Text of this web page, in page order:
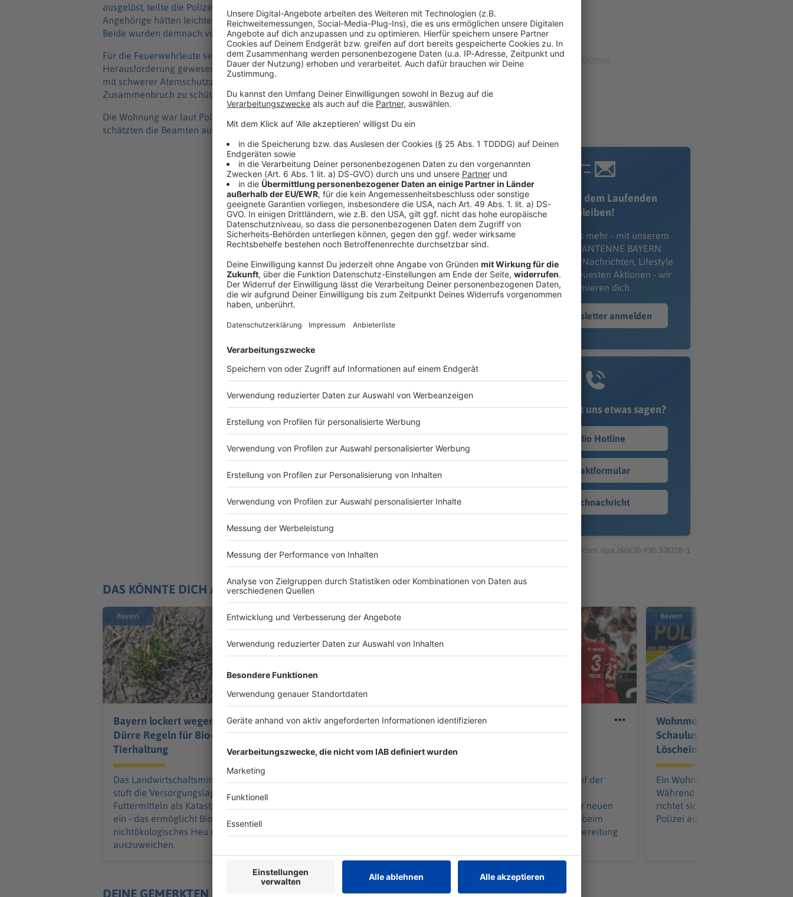
ausgelöst, teilte die Polizei mit. Der 64 Jahre alte Hausmeister und eine 15 Jahre alte
Angehörige hätten leichte Rauchvergiftungen erlitten, als sie aus der Wohnung flüchteten.
Beide wurden demnach vor Ort von einem Notarzt behandelt.
Für die Feuerwehrleute sei der Einsatz am Montagnachmittag bei hohen Temperaturen eine
Herausforderung gewesen. Das Bayerische Rote Kreuz habe vor allem die Rettungskräfte
mit schwerer Atemschutzausrüstung mit Getränken versorgt, um sie vor einem
Zusammenbruch zu schützen.
Die Wohnung war laut Polizei nach dem Brand vorerst nicht mehr bewohnbar. Den Schaden
schätzten die Beamten auf einen niedrigen sechsstelligen Betrag.
Immer auf dem Laufenden
bleiben!
Verpass' nichts mehr - mit unserem
kostenlosen ANTENNE BAYERN
Newsletter. Ob Nachrichten, Lifestyle
oder unsere neuesten Aktionen - wir
informieren dich.
Zum Newsletter anmelden
Du möchtest uns etwas sagen?
Studio Hotline
Kontaktformular
Sprachnachricht
© dpa-infocom, dpa:260630-930-308228/1
DAS KÖNNTE DICH AUCH INTERESSIEREN
Bayern
Bayern lockert wegen
Dürre Regeln für Bio-
Tierhaltung
Das Landwirtschaftsministerium
stuft die Versorgungslage mit
Futtermitteln als Katastrophenfall
ein - das ermöglicht Bio-Bauern, auf
nichtökologisches Heu oder Silage
auszuweichen.
Bayern
Freistaat lockert
finanzielle Zügel für
angeschlagene Bauern
Erst Kim, dann Díaz: FC
Bayern besiegt Aston
Der FC Bayern gewinnt auf der
klangvollsten Test vor der neuen
Saison. Der Kapitän rückt beim
ersten Einsatz in der Vorbereitung
Bayern
Wohnmobil brennt –
Schaulustige filmt
Löscheinsatz
Ein Wohnmobil gerät in Brand.
Während die Feuerwehr löscht,
richtet sich die Aufmerksamkeit
Polizei auf eine Zuschauerin.
DEINE GEMERKTEN ARTIKEL